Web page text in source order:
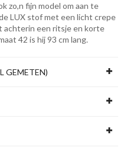
zo,n fijn model om aan te
LUX stof met een licht crepe
achterin een ritsje en korte
42 is hij 93 cm lang.
GEMETEN)